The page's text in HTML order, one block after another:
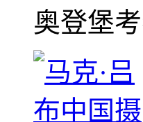
奥登堡